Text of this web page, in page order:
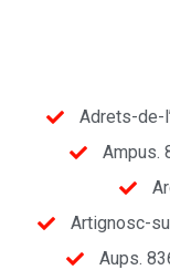
Adrets-de-
Ampus.
Artignosc-
Aups.